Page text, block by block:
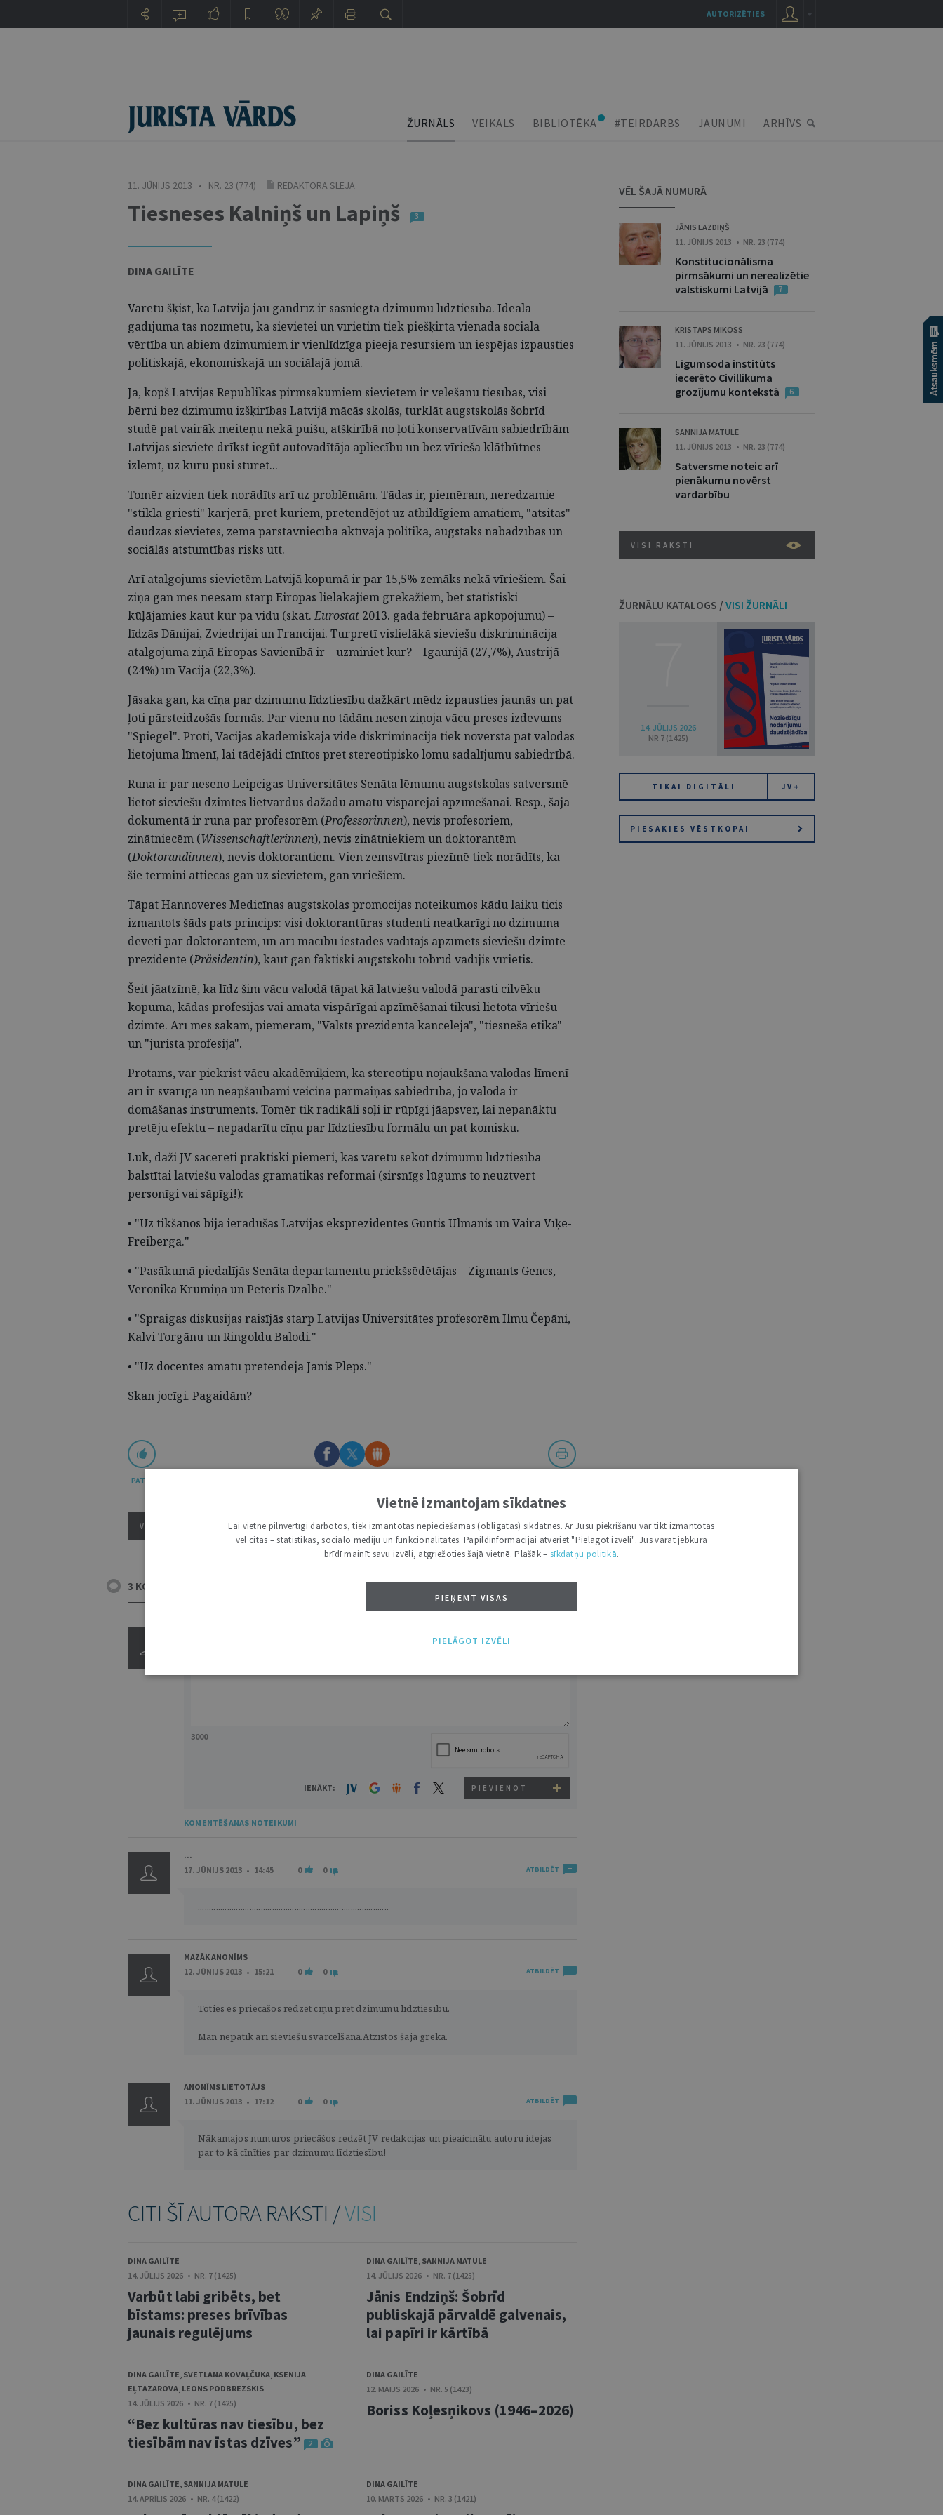
ŽURNĀLS VEIKALS BIBLIOTĒKA #TEIRDARBS JAUNUMI ARHĪVS
11. JŪNIJS 2013 • NR. 23 (774) REDAKTORA SLEJA
Tiesneses Kalniņš un Lapiņš 3
DINA GAILĪTE
Varētu šķist, ka Latvijā jau gandrīz ir sasniegta dzimumu līdztiesība. Ideālā
gadījumā tas nozīmētu, ka sievietei un vīrietim tiek piešķirta vienāda sociālā
vērtība un abiem dzimumiem ir vienlīdzīga pieeja resursiem un iespējas izpausties
politiskajā, ekonomiskajā un sociālajā jomā.
Jā, kopš Latvijas Republikas pirmsākumiem sievietēm ir vēlēšanu tiesības, visi
bērni bez dzimumu izšķirības Latvijā mācās skolās, turklāt augstskolās šobrīd
studē pat vairāk meiteņu nekā puišu, atšķirībā no ļoti konservatīvām sabiedrībām
Latvijas sieviete drīkst iegūt autovadītāja apliecību un bez vīrieša klātbūtnes
izlemt, uz kuru pusi stūrēt...
Tomēr aizvien tiek norādīts arī uz problēmām. Tādas ir, piemēram, neredzamie
"stikla griesti" karjerā, pret kuriem, pretendējot uz atbildīgiem amatiem, "atsitas"
daudzas sievietes, zema pārstāvniecība aktīvajā politikā, augstāks nabadzības un
sociālās atstumtības risks utt.
Arī atalgojums sievietēm Latvijā kopumā ir par 15,5% zemāks nekā vīriešiem. Šai
ziņā gan mēs neesam starp Eiropas lielākajiem grēkāžiem, bet statistiski
kūļājamies kaut kur pa vidu (skat. Eurostat 2013. gada februāra apkopojumu) –
līdzās Dānijai, Zviedrijai un Francijai. Turpretī vislielākā sieviešu diskriminācija
atalgojuma ziņā Eiropas Savienībā ir – uzminiet kur? – Igaunijā (27,7%), Austrijā
(24%) un Vācijā (22,3%).
Jāsaka gan, ka cīņa par dzimumu līdztiesību dažkārt mēdz izpausties jaunās un pat
ļoti pārsteidzošās formās. Par vienu no tādām nesen ziņoja vācu preses izdevums
"Spiegel". Proti, Vācijas akadēmiskajā vidē diskriminācija tiek novērsta pat valodas
lietojuma līmenī, lai tādējādi cīnītos pret stereotipisko lomu sadalījumu sabiedrībā.
Runa ir par neseno Leipcigas Universitātes Senāta lēmumu augstskolas satversmē
lietot sieviešu dzimtes lietvārdus dažādu amatu vispārējai apzīmēšanai. Resp., šajā
dokumentā ir runa par profesorēm (Professorinnen), nevis profesoriem,
zinātniecēm (Wissenschaftlerinnen), nevis zinātniekiem un doktorantēm
(Doktorandinnen), nevis doktorantiem. Vien zemsvītras piezīmē tiek norādīts, ka
šie termini attiecas gan uz sievietēm, gan vīriešiem.
Tāpat Hannoveres Medicīnas augstskolas promocijas noteikumos kādu laiku ticis
izmantots šāds pats princips: visi doktorantūras studenti neatkarīgi no dzimuma
dēvēti par doktorantēm, un arī mācību iestādes vadītājs apzīmēts sieviešu dzimtē –
prezidente (Präsidentin), kaut gan faktiski augstskolu tobrīd vadījis vīrietis.
Šeit jāatzīmē, ka līdz šim vācu valodā tāpat kā latviešu valodā parasti cilvēku
kopuma, kādas profesijas vai amata vispārīgai apzīmēšanai tikusi lietota vīriešu
dzimte. Arī mēs sakām, piemēram, "Valsts prezidenta kanceleja", "tiesneša ētika"
un "jurista profesija".
Protams, var piekrist vācu akadēmiķiem, ka stereotipu nojaukšana valodas līmenī
arī ir svarīga un neapšaubāmi veicina pārmaiņas sabiedrībā, jo valoda ir
domāšanas instruments. Tomēr tik radikāli soļi ir rūpīgi jāapsver, lai nepanāktu
pretēju efektu – nepadarītu cīņu par līdztiesību formālu un pat komisku.
Lūk, daži JV sacerēti praktiski piemēri, kas varētu sekot dzimumu līdztiesībā
balstītai latviešu valodas gramatikas reformai (sirsnīgs lūgums to neuztvert
personīgi vai sāpīgi!):
• "Uz tikšanos bija ieradušās Latvijas eksprezidentes Guntis Ulmanis un Vaira Vīķe-
Freiberga."
• "Pasākumā piedalījās Senāta departamentu priekšsēdētājas – Zigmants Gencs,
Veronika Krūmiņa un Pēteris Dzalbe."
• "Spraigas diskusijas raisījās starp Latvijas Universitātes profesorēm Ilmu Čepāni,
Kalvi Torgānu un Ringoldu Balodi."
• "Uz docentes amatu pretendēja Jānis Pleps."
Skan jocīgi. Pagaidām?
PATĪK
VISI ŽURNĀLA RAKSTI
3 KOMENTĀRI
3000
IENĀKT: PIEVIENOT
KOMENTĒŠANAS NOTEIKUMI
...
17. JŪNIJS 2013 • 14:45
0 0 ATBILDĒT
............................................................... .....................
MAZĀK ANONĪMS
12. JŪNIJS 2013 • 15:21
0 0 ATBILDĒT
Toties es priecāšos redzēt cīņu pret dzimumu līdztiesību.
Man nepatīk arī sieviešu svarcelšana.Atzīstos šajā grēkā.
ANONĪMS LIETOTĀJS
11. JŪNIJS 2013 • 17:12
0 0 ATBILDĒT
Nākamajos numuros priecāšos redzēt JV redakcijas un pieaicinātu autoru idejas
par to kā cīnīties par dzimumu līdztiesību!
CITI ŠĪ AUTORA RAKSTI /VISI
DINA GAILĪTE
14. JŪLIJS 2026 • NR. 7 (1425)
Varbūt labi gribēts, bet
bīstams: preses brīvības
jaunais regulējums
DINA GAILĪTE, SANNIJA MATULE
14. JŪLIJS 2026 • NR. 7 (1425)
Jānis Endziņš: Šobrīd
publiskajā pārvaldē galvenais,
lai papīri ir kārtībā
DINA GAILĪTE, SVETLANA KOVAĻČUKA, KSENIJA
EĻTAZAROVA, LEONS PODBREZSKIS
14. JŪLIJS 2026 • NR. 7 (1425)
“Bez kultūras nav tiesību, bez
tiesībām nav īstas dzīves”
2
DINA GAILĪTE
12. MAIJS 2026 • NR. 5 (1423)
Boriss Koļesņikovs (1946–2026)
DINA GAILĪTE, SANNIJA MATULE
14. APRĪLIS 2026 • NR. 4 (1422)
DINA GAILĪTE
10. MARTS 2026 • NR. 3 (1421)
VĒL ŠAJĀ NUMURĀ
JĀNIS LAZDIŅŠ
11. JŪNIJS 2013 • NR. 23 (774)
Konstitucionālisma
pirmsākumi un nerealizētie
valstiskumi Latvijā
7
KRISTAPS MIKOSS
11. JŪNIJS 2013 • NR. 23 (774)
Līgumsoda institūts
iecerēto Civillikuma
grozījumu kontekstā
6
SANNIJA MATULE
11. JŪNIJS 2013 • NR. 23 (774)
Satversme noteic arī
pienākumu novērst
vardarbību
VISI RAKSTI
ŽURNĀLU KATALOGS / VISI ŽURNĀLI
14. JŪLIJS 2026
NR 7 (1425)
TIKAI DIGITĀLI JV+
PIESAKIES VĒSTKOPAI
AUTORIZĒTIES
Vietnē izmantojam sīkdatnes
Lai vietne pilnvērtīgi darbotos, tiek izmantotas nepieciešamās (obligātās) sīkdatnes. Ar Jūsu piekrišanu var tikt izmantotas
vēl citas – statistikas, sociālo mediju un funkcionalitātes. Papildinformācijai atveriet "Pielāgot izvēli". Jūs varat jebkurā
brīdī mainīt savu izvēli, atgriežoties šajā vietnē. Plašāk – sīkdatņu politikā.
PIEŅEMT VISAS
PIELĀGOT IZVĒLI